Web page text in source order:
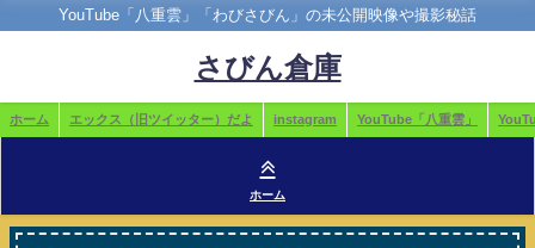
YouTube「八重雲」「わびさびん」の未公開映像や撮影秘話
さびん倉庫
ホーム エックス（旧ツイッター）だよ instagram YouTube「八重雲」
ホーム